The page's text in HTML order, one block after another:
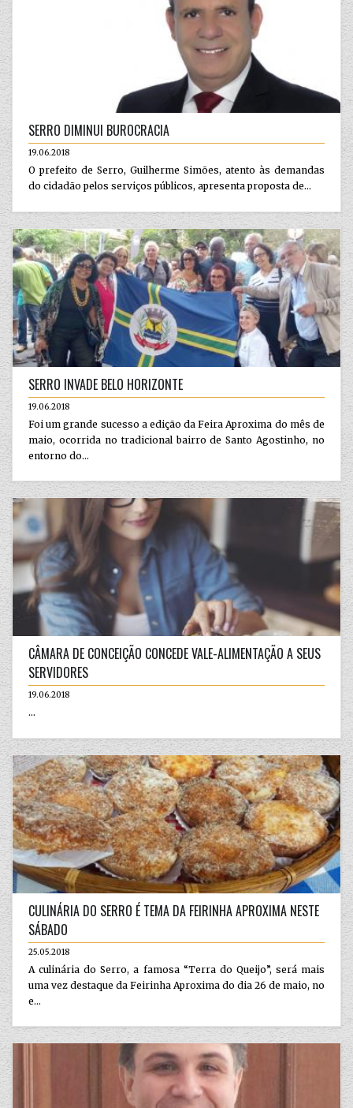
SERRO DIMINUI BUROCRACIA
19.06.2018
O prefeito de Serro, Guilherme Simões, atento às demandas
do cidadão pelos serviços públicos, apresenta proposta de...
SERRO INVADE BELO HORIZONTE
19.06.2018
Foi um grande sucesso a edição da Feira Aproxima do mês de
maio, ocorrida no tradicional bairro de Santo Agostinho, no
entorno do...
CÂMARA DE CONCEIÇÃO CONCEDE VALE-ALIMENTAÇÃO A SEUS
SERVIDORES
19.06.2018
...
CULINÁRIA DO SERRO É TEMA DA FEIRINHA APROXIMA NESTE
SÁBADO
25.05.2018
A culinária do Serro, a famosa “Terra do Queijo”, será mais
uma vez destaque da Feirinha Aproxima do dia 26 de maio, no
e...